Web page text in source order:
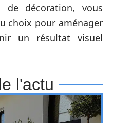
de décoration, vous
choix pour aménager
un résultat visuel
l'actu